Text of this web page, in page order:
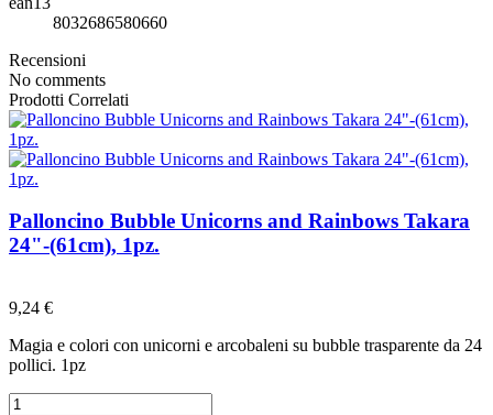
8032686580660
Recensioni
No comments
Prodotti Correlati
Palloncino Bubble Unicorns and Rainbows Takara
24"-(61cm), 1pz.
9,24 €
Magia e colori con unicorni e arcobaleni su bubble trasparente da 24
pollici. 1pz